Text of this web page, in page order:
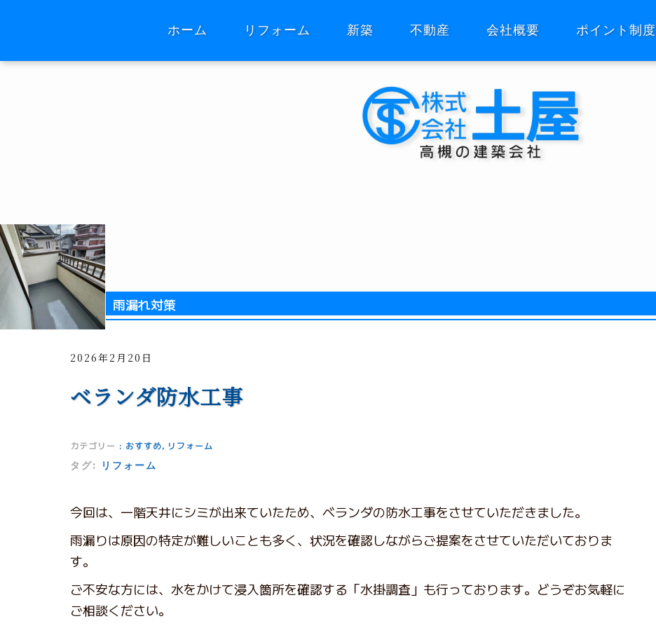
ホーム リフォーム 新築 不動産 会社概要 ポイント制度
雨漏れ対策
2026年2月20日
ベランダ防水工事
カテゴリー : おすすめ, リフォーム
タグ: リフォーム
今回は、一階天井にシミが出来ていたため、ベランダの防水工事をさせていただきました。
雨漏りは原因の特定が難しいことも多く、状況を確認しながらご提案をさせていただいておりま
す。
ご不安な方には、水をかけて浸入箇所を確認する「水掛調査」も行っております。どうぞお気軽に
ご相談ください。